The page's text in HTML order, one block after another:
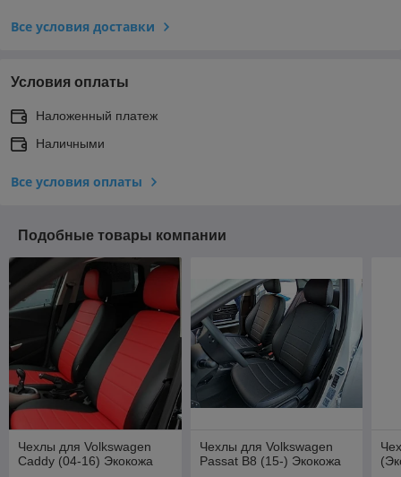
Все условия доставки
Условия оплаты
Наложенный платеж
Наличными
Все условия оплаты
Подобные товары компании
Чехлы для Volkswagen
Caddy (04-16) Экокожа
Чехлы для Volkswagen
Passat B8 (15-) Экокожа